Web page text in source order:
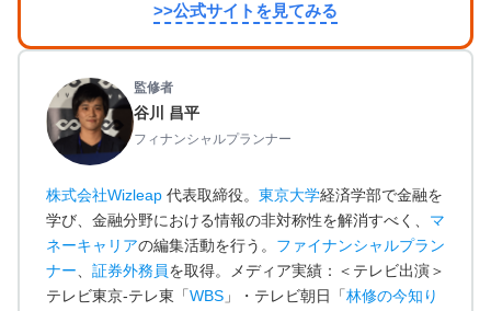
>>公式サイトを見てみる
監修者
谷川 昌平
フィナンシャルプランナー
株式会社Wizleap 代表取締役。 東京大学経済学部で金融を
学び、金融分野における情報の非対称性を解消すべく、 マ
ネーキャリアの編集活動を行う。 ファイナンシャルプラン
ナー
証券外務員を取得。メディア実績：＜テレビ出演＞
テレビ東京-テレ東「WBS 」・テレビ朝日「林修の今知り